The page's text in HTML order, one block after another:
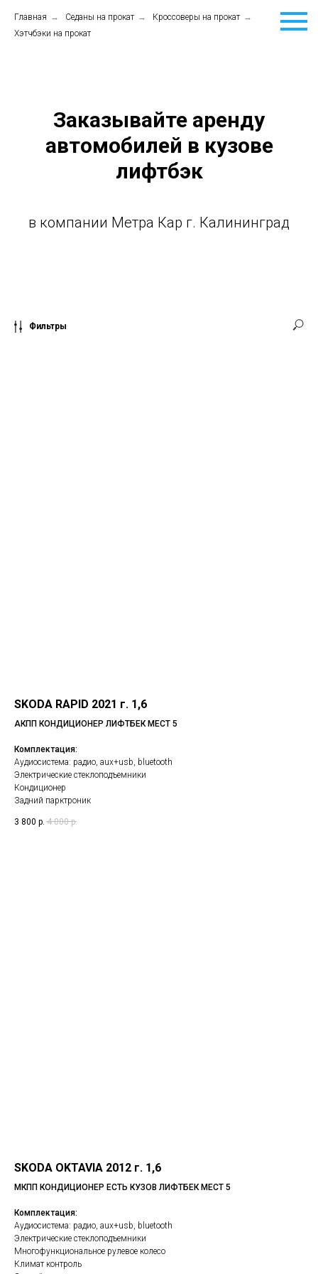
Главная → Седаны на прокат → Кроссоверы на прокат →
Хэтчбэки на прокат
Заказывайте аренду
автомобилей в кузове
лифтбэк
в компании Метра Кар г. Калининград
Фильтры
SKODA RAPID 2021 г. 1,6
АКПП КОНДИЦИОНЕР ЛИФТБЕК МЕСТ 5
Комплектация:
Аудиосистема: радио, aux+usb, bluetooth
Электрические стеклоподъемники
Кондиционер
Задний парктроник
3 800 р. 4 000 р.
SKODA OKTAVIA 2012 г. 1,6
МКПП КОНДИЦИОНЕР ЕСТЬ КУЗОВ ЛИФТБЕК МЕСТ 5
Комплектация:
Аудиосистема: радио, aux+usb, bluetooth
Электрические стеклоподъемники
Многофункциональное рулевое колесо
Климат контроль